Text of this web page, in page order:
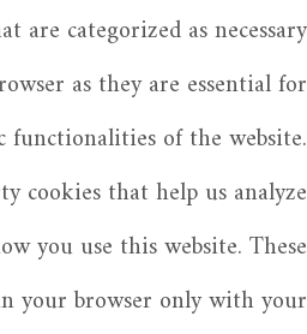
are categorized as necessary
as they are essential for
functionalities of the website.
cookies that help us analyze
you use this website. These
your browser only with your